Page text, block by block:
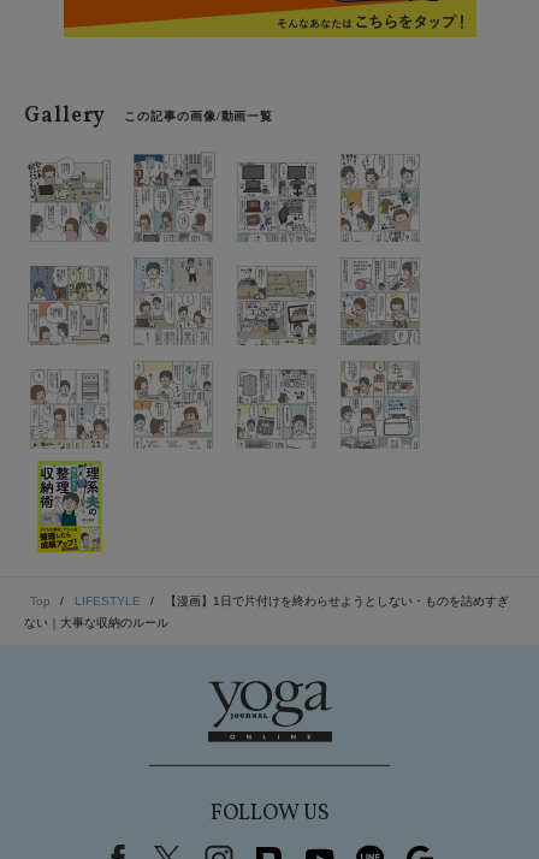
Gallery この記事の画像/動画一覧
Top LIFESTYLE
【漫画】1日で片付けを終わらせようとしない・ものを詰めすぎ
ない｜大事な収納のルール
FOLLOW US
FacebookX（旧Twitter）
instagram
note youtubeline